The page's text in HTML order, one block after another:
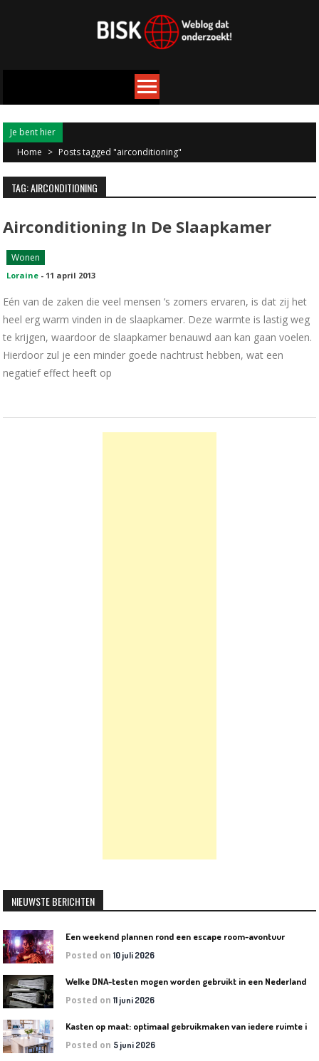
Je bent hier
Home > Posts tagged "airconditioning"
TAG: AIRCONDITIONING
Airconditioning In De Slaapkamer
Wonen
Loraine - 11 april 2013
Eén van de zaken die veel mensen ’s zomers ervaren, is dat zij het
heel erg warm vinden in de slaapkamer. Deze warmte is lastig weg
te krijgen, waardoor de slaapkamer benauwd aan kan gaan voelen.
Hierdoor zul je een minder goede nachtrust hebben, wat een
negatief effect heeft op
NIEUWSTE BERICHTEN
Een weekend plannen rond een escape room-avontuur
Posted on10 juli 2026
Posted on11 juni 2026
Posted on 5 juni 2026